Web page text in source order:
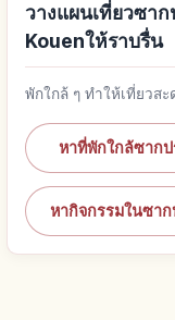
วางแผนเที่ยวซา
Kouenให้ราบรื่น
พักใกล้ ๆ ทำให้เที่ยวส
หาที่พักใกล้ซาก
หากิจกรรมในซา